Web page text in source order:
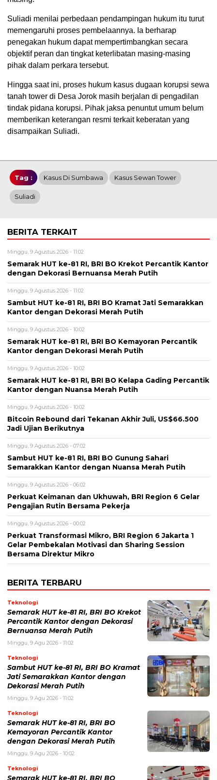
Suliadi menilai perbedaan pendampingan hukum itu turut
memengaruhi proses pembelaannya. Ia berharap
penegakan hukum dapat mempertimbangkan secara
objektif peran dan tingkat keterlibatan masing-masing
pihak dalam perkara tersebut.
Hingga saat ini, proses hukum kasus dugaan korupsi sewa
tanah tower di Desa Jorok masih berjalan di pengadilan
tindak pidana korupsi. Pihak jaksa penuntut umum belum
memberikan keterangan resmi terkait keberatan yang
disampaikan Suliadi.
Tag : Kasus Di Sumbawa Kasus Sewan Tower
Suliadi
BERITA TERKAIT
Minggu, 9 Agustus 2026 - 11:02
Semarak HUT ke-81 RI, BRI BO Krekot Percantik Kantor
dengan Dekorasi Bernuansa Merah Putih
Minggu, 9 Agustus 2026 - 11:02
Sambut HUT ke-81 RI, BRI BO Kramat Jati Semarakkan
Kantor dengan Dekorasi Merah Putih
Minggu, 9 Agustus 2026 - 10:02
Semarak HUT ke-81 RI, BRI BO Kemayoran Percantik
Kantor dengan Dekorasi Merah Putih
Minggu, 9 Agustus 2026 - 10:02
Semarak HUT ke-81 RI, BRI BO Kelapa Gading Percantik
Kantor dengan Nuansa Merah Putih
Minggu, 9 Agustus 2026 - 10:02
Bitcoin Rebound dari Tekanan Akhir Juli, US$66.500
Jadi Ujian Berikutnya
Minggu, 9 Agustus 2026 - 07:02
Sambut HUT ke-81 RI, BRI BO Gunung Sahari
Semarakkan Kantor dengan Nuansa Merah Putih
Minggu, 9 Agustus 2026 - 06:02
Perkuat Keimanan dan Ukhuwah, BRI Region 6 Gelar
Pengajian Rutin Bersama Pekerja
Minggu, 9 Agustus 2026 - 00:02
Perkuat Transformasi Mikro, BRI Region 6 Jakarta 1
Gelar Pembekalan Motivasi dan Sharing Session
Bersama Direktur Mikro
BERITA TERBARU
Teknologi
Semarak HUT ke-81 RI, BRI BO Krekot
Percantik Kantor dengan Dekorasi
Bernuansa Merah Putih
Minggu, 9 Agu 2026 - 11:02
Teknologi
Sambut HUT ke-81 RI, BRI BO Kramat
Jati Semarakkan Kantor dengan
Dekorasi Merah Putih
Minggu, 9 Agu 2026 - 11:02
Teknologi
Semarak HUT ke-81 RI, BRI BO
Kemayoran Percantik Kantor
dengan Dekorasi Merah Putih
Minggu, 9 Agu 2026 - 10:02
Teknologi
Semarak HUT ke-81 RI, BRI BO